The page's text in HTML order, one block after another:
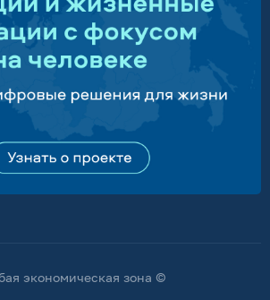
экономическая зона ©